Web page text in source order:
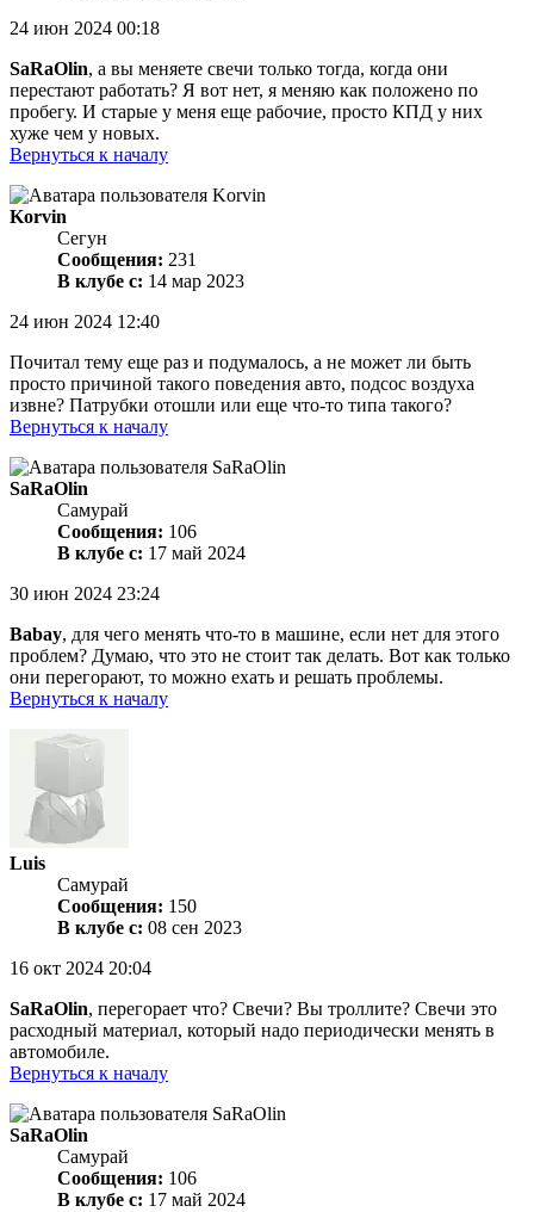
24 июн 2024 00:18
SaRaOlin, а вы меняете свечи только тогда, когда они
перестают работать? Я вот нет, я меняю как положено по
пробегу. И старые у меня еще рабочие, просто КПД у них
хуже чем у новых.
Вернуться к началу
Korvin
Сегун
Сообщения: 231
В клубе с: 14 мар 2023
24 июн 2024 12:40
Почитал тему еще раз и подумалось, а не может ли быть
просто причиной такого поведения авто, подсос воздуха
извне? Патрубки отошли или еще что-то типа такого?
Вернуться к началу
SaRaOlin
Самурай
Сообщения: 106
В клубе с: 17 май 2024
30 июн 2024 23:24
Babay, для чего менять что-то в машине, если нет для этого
проблем? Думаю, что это не стоит так делать. Вот как только
они перегорают, то можно ехать и решать проблемы.
Вернуться к началу
Luis
Самурай
Сообщения: 150
В клубе с: 08 сен 2023
16 окт 2024 20:04
SaRaOlin, перегорает что? Свечи? Вы троллите? Свечи это
расходный материал, который надо периодически менять в
автомобиле.
Вернуться к началу
SaRaOlin
Самурай
Сообщения: 106
В клубе с: 17 май 2024